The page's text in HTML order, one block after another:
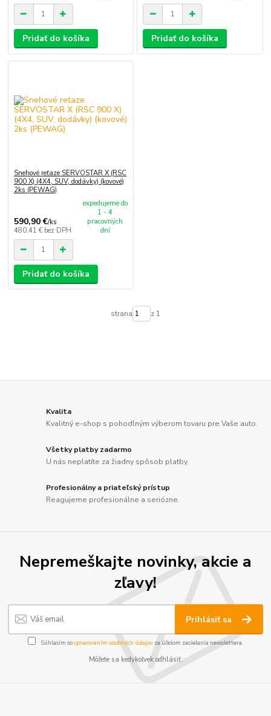
Pridať do košíka Pridať do košíka
Snehové reťaze SERVOSTAR X (RSC
900 X) (4X4, SUV, dodávky) (kovové)
2ks (PEWAG)
590,90 €/ks
480,41 € bez DPH
expedujeme do
1 - 4
pracovných
dní
Pridať do košíka
strana z 1
Kvalita
Kvalitný e-shop s pohodlným výberom tovaru pre Vaše auto.
Všetky platby zadarmo
U nás neplatíte za žiadny spôsob platby.
Profesionálny a priateľský prístup
Reagujeme profesionálne a seriózne.
Nepremeškajte novinky, akcie a
zľavy!
Prihlásiť sa
Súhlasím sospracovaním osobných údajov za účelom zasielania newslettera.
Môžete sa kedykoľvek odhlásiť.